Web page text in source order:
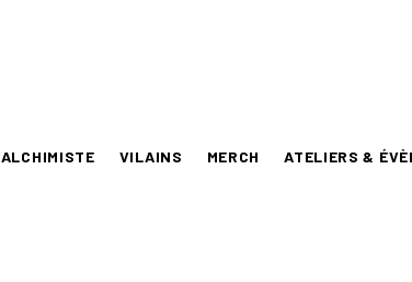
ALCHIMISTE VILAINS MERCH ATELIERS &